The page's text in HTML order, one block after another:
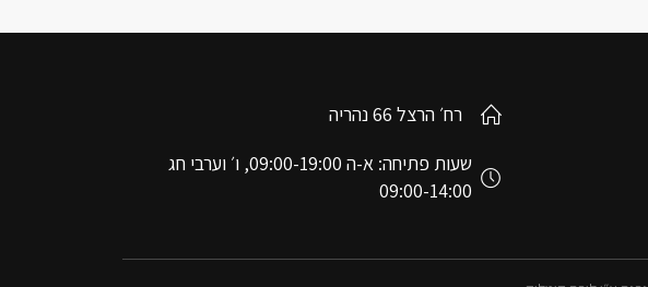
רח׳ הרצל 66 נהריה
שעות פתיחה: א-ה 09:00-19:00, ו׳ וערבי חג
09:00-14:00